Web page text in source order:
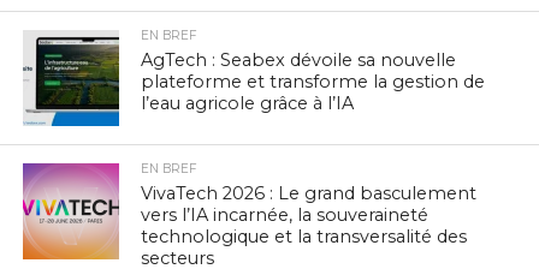
EN BREF
AgTech : Seabex dévoile sa nouvelle
plateforme et transforme la gestion de
l’eau agricole grâce à l’IA
EN BREF
VivaTech 2026 : Le grand basculement
vers l’IA incarnée, la souveraineté
technologique et la transversalité des
secteurs